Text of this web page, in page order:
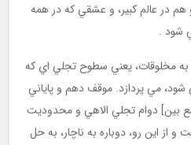
در عالم كبير، و عشقي كه در همه
شود .
به مخلوقات، يعني سطوح تجلي اي كه
شود، مي پردازد. موقف دهم و پاياني
بين] دوام تجلي الاهي و محدوديت
از اين رو، دوباره به ناچار، به حل